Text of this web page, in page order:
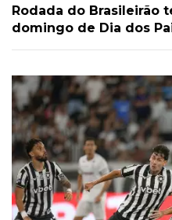
Rodada do Brasileirão
domingo de Dia dos